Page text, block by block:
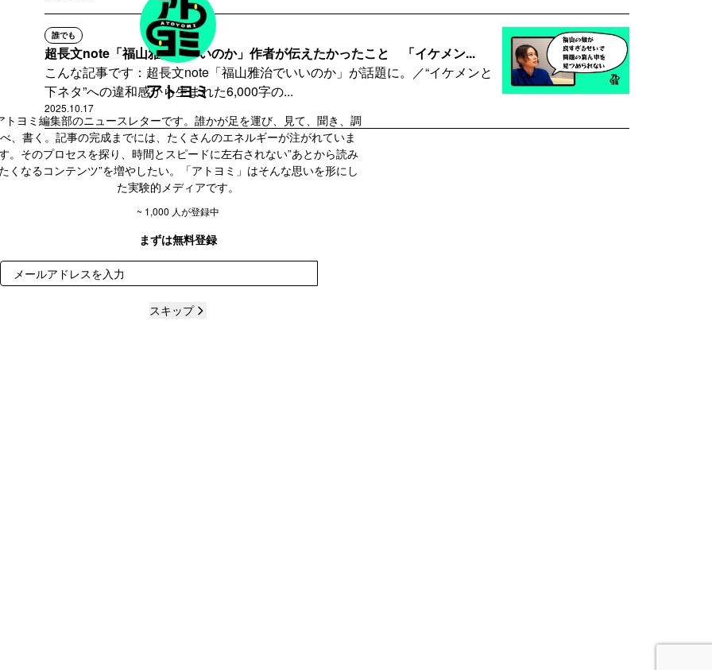
誰でも
超長文note「福山雅治でいいのか」作者が伝えたかったこと 「イケメン...
こんな記事です：超長文note「福山雅治でいいのか」が話題に。／“イケメンと
下ネタ”への違和感から生まれた6,000字の...
2025.10.17
アトヨミ
トヨミ編集部のニュースレターです。誰かが足を運び、見て、聞き、調
べ、書く。記事の完成までには、たくさんのエネルギーが注がれていま
。そのプロセスを探り、時間とスピードに左右されない”あとから読み
たくなるコンテンツ”を増やしたい。「アトヨミ」はそんな思いを形にし
た実験的メディアです。
~ 1,000 人が登録中
まずは無料登録
スキップ